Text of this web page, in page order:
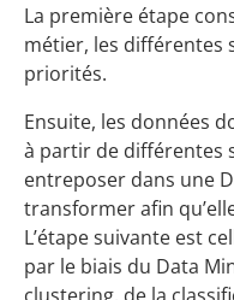
La première étape
métier, les différentes
priorités.
Ensuite, les données
à partir de différentes
entreposer dans une
transformer afin
L’étape suivante est
par le biais du Data